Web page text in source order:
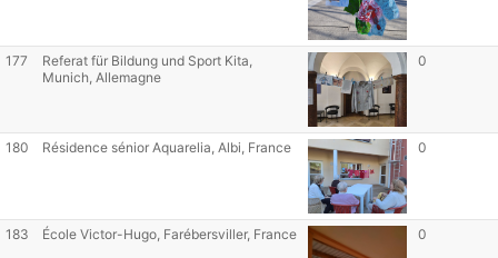
177
Referat für Bildung und Sport Kita,
Munich, Allemagne
0
180 Résidence sénior Aquarelia, Albi, France 0
183 École Victor-Hugo, Farébersviller, France 0